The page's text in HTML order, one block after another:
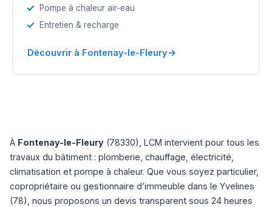
Pompe à chaleur air-eau
Entretien & recharge
Découvrir à Fontenay-le-Fleury→
À Fontenay-le-Fleury (78330), LCM intervient pour tous les
travaux du bâtiment : plomberie, chauffage, électricité,
climatisation et pompe à chaleur. Que vous soyez particulier,
copropriétaire ou gestionnaire d’immeuble dans le Yvelines
(78), nous proposons un devis transparent sous 24 heures